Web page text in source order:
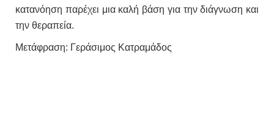
κατανόηση παρέχει μια καλή βάση για την διάγνωση και
την θεραπεία.
Μετάφραση: Γεράσιμος Κατραμάδος